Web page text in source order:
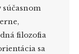
filozofia
sa